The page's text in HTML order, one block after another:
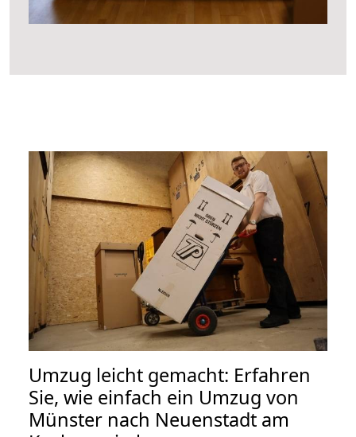
Umzug leicht gemacht: Erfahren
Sie, wie einfach ein Umzug von
Münster nach Neuenstadt am